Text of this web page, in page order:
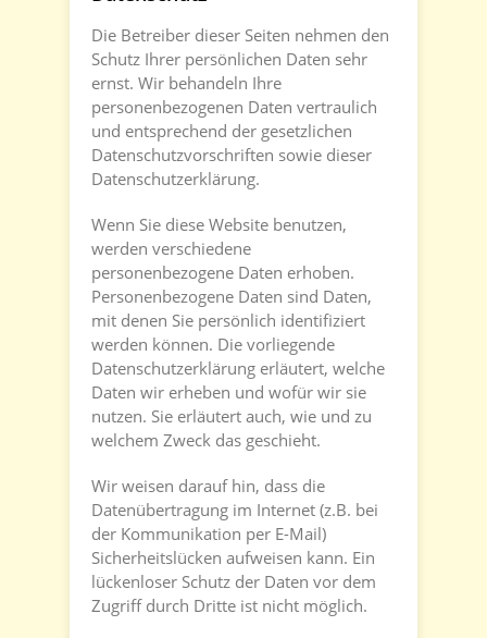
Die Betreiber dieser Seiten nehmen den
Schutz Ihrer persönlichen Daten sehr
ernst. Wir behandeln Ihre
personenbezogenen Daten vertraulich
und entsprechend der gesetzlichen
Datenschutzvorschriften sowie dieser
Datenschutzerklärung.
Wenn Sie diese Website benutzen,
werden verschiedene
personenbezogene Daten erhoben.
Personenbezogene Daten sind Daten,
mit denen Sie persönlich identifiziert
werden können. Die vorliegende
Datenschutzerklärung erläutert, welche
Daten wir erheben und wofür wir sie
nutzen. Sie erläutert auch, wie und zu
welchem Zweck das geschieht.
Wir weisen darauf hin, dass die
Datenübertragung im Internet (z.B. bei
der Kommunikation per E-Mail)
Sicherheitslücken aufweisen kann. Ein
lückenloser Schutz der Daten vor dem
Zugriff durch Dritte ist nicht möglich.